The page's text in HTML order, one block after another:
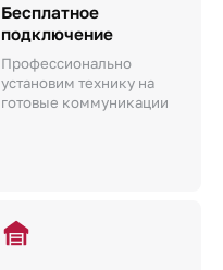
Бесплатное
подключение
Профессионально
установим технику на
готовые коммуникации